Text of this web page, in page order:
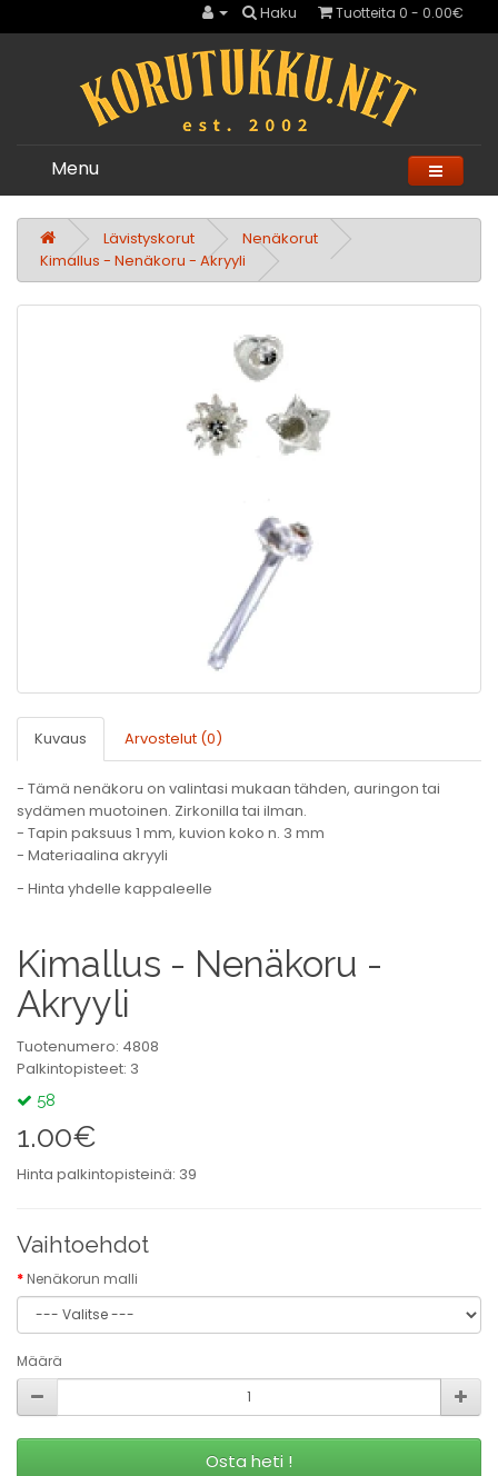
Haku Tuotteita 0 - 0.00€
Menu
Lävistyskorut
Nenäkorut
Kimallus - Nenäkoru - Akryyli
Kuvaus Arvostelut (0)
- Tämä nenäkoru on valintasi mukaan tähden, auringon tai
sydämen muotoinen. Zirkonilla tai ilman.
- Tapin paksuus 1 mm, kuvion koko n. 3 mm
- Materiaalina akryyli
- Hinta yhdelle kappaleelle
Kimallus - Nenäkoru -
Akryyli
Tuotenumero: 4808
Palkintopisteet: 3
58
1.00€
Hinta palkintopisteinä: 39
Vaihtoehdot
Nenäkorun malli
Määrä
Osta heti !